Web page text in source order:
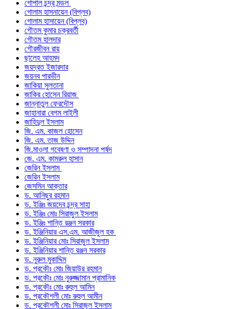
গোপাল চন্দ্র মন্ডল
গোলাম হাসনায়েন (বিপ্লব)
গোলাম হাসায়েন (বিপ্লব)
গৌতম কুমার চক্রবর্তী
গৌতম হালদার
গৌরজীবন রায়
ছালেহ আহমদ
জয়দ্রত ইজারদার
জয়নব পারভীন
জাকিয়া সুলতানা
জাকির হোসেন রিয়াজ
জান্নাতুল ফেরদৌস
জাহানারা বেগম লাইলী
জাহিদুল ইসলাম
জি. এম. কাজল হোসেন
জি. এম. তাজ উদ্দিন
জি.মাওলা গবেষণা ও সম্পাদনা পর্ষদ
জে. এম. কামরুল হাসান
জেরিন ইসলাম
জেরিন ইসলাম
জেসমিন আক্তার
ড. আনিছুর রহমান
ড. ইঞ্জিঃ জয়দেব চন্দ্র সাহা
ড. ইঞ্জিঃ মোঃ সিরাজুল ইসলাম
ড. ইঞ্জিঃ শান্তি রঞ্জন সরকার
ড. ইঞ্জিনিয়ার এস.এম. আজীজুল হক
ড. ইঞ্জিনিয়ার মোঃ সিরাজুল ইসলাম
ড. ইঞ্জিনিয়ার শান্তি রঞ্জন সরকার
ড. নুরুল মুকাদ্দিম
ড. প্রকৌঃ মোঃ জিয়াউর রহমান
ড. প্রকৌঃ মোঃ নুরুজ্জামান প্রামানিক
ড. প্রকৌঃ মোঃ রুহুল আমিন
ড. প্রকৌশলী মোঃ রুহুল আমীন
ড. প্রকৌশলী মোঃ সিরাজুল ইসলাম